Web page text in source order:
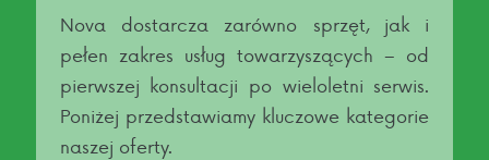
Nova dostarcza zarówno sprzęt, jak i
pełen zakres usług towarzyszących – od
pierwszej konsultacji po wieloletni serwis.
Poniżej przedstawiamy kluczowe kategorie
naszej oferty.